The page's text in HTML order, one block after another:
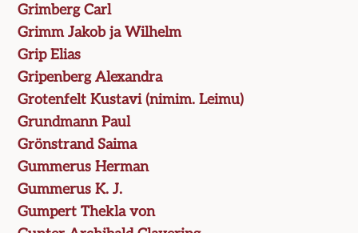
Grimberg Carl
Grimm Jakob ja Wilhelm
Grip Elias
Gripenberg Alexandra
Grotenfelt Kustavi (nimim. Leimu)
Grundmann Paul
Grönstrand Saima
Gummerus Herman
Gummerus K. J.
Gumpert Thekla von